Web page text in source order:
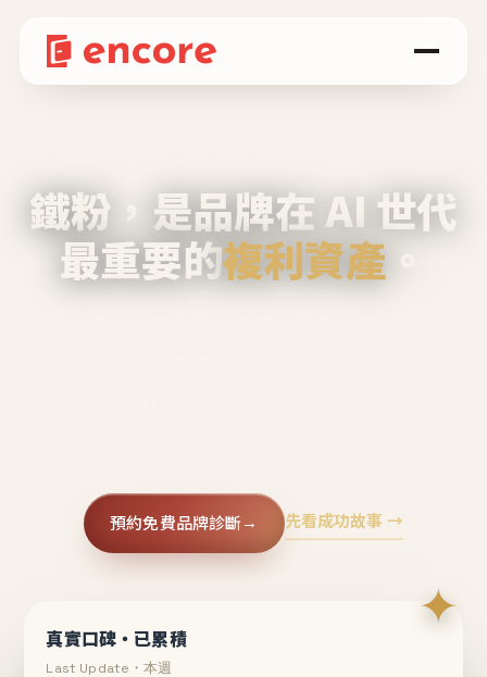
鐵粉，是品牌在 AI 世代
最重要的複利資產 。
預約免費品牌診斷→ 先看成功故事 →
✦
真實口碑・已累積
Last Update・本週